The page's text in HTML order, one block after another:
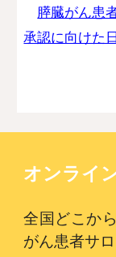
膵臓がん患
承認に向けた
オンライ
全国どこか
がん患者サ